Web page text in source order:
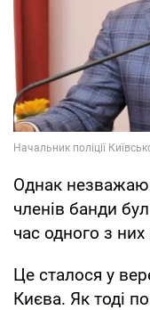
Однак
членів банди
час одного з них
Це сталося у
Києва. Як тоді